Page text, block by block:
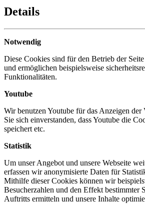
Details
Notwendig
Diese Cookies sind für den Betrieb der
und ermöglichen beispielsweise
Funktionalitäten.
Youtube
Wir benutzen Youtube für das Anzeigen der
Sie sich einverstanden, dass Youtube die
speichert etc.
Statistik
Um unser Angebot und unsere Webseite
erfassen wir anonymisierte Daten für
Mithilfe dieser Cookies können wir
Besucherzahlen und den Effekt bestimmter
Auftritts ermitteln und unsere Inhalte